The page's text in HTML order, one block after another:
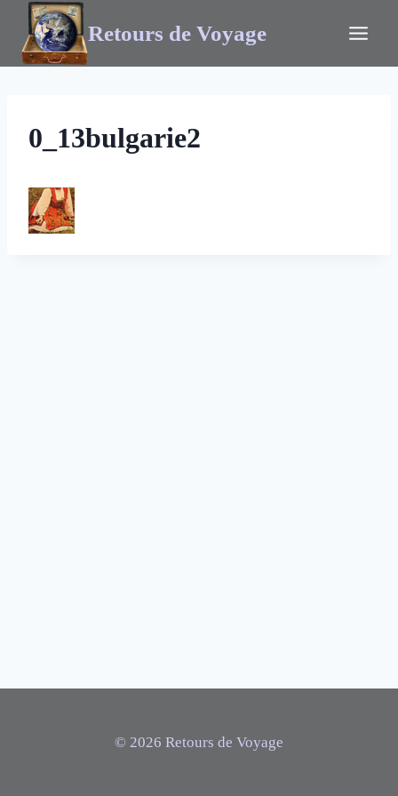
Retours de Voyage
0_13bulgarie2
© 2026 Retours de Voyage